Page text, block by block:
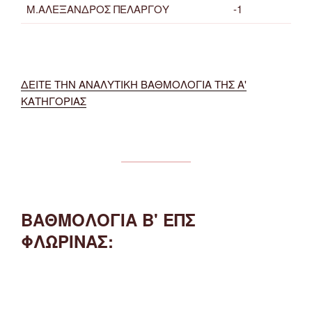
Μ.ΑΛΕΞΑΝΔΡΟΣ ΠΕΛΑΡΓΟΥ
-1
ΔΕΙΤΕ ΤΗΝ ΑΝΑΛΥΤΙΚΗ ΒΑΘΜΟΛΟΓΙΑ ΤΗΣ Α'
ΚΑΤΗΓΟΡΙΑΣ
ΒΑΘΜΟΛΟΓΙΑ Β' ΕΠΣ
ΦΛΩΡΙΝΑΣ: